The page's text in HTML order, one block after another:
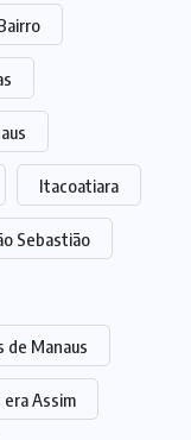
Itacoatiara
Sebastião
de Manaus
era Assim